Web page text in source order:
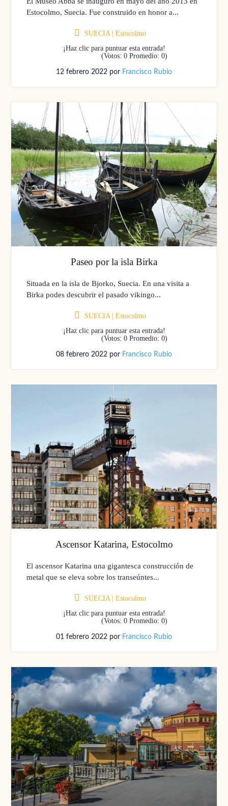
Estocolmo, Suecia. Fue construido en honor a...
SUECIA | Estocolmo
¡Haz clic para puntuar esta entrada!
(Votos: 0 Promedio: 0)
12 febrero 2022 por Francisco Rubio
Paseo por la isla Birka
Situada en la isla de Bjorko, Suecia. En una visita a
Birka podes descubrir el pasado vikingo...
SUECIA
Estocolmo
¡Haz clic para puntuar esta entrada!
(Votos: 0 Promedio: 0)
08 febrero 2022 por Francisco Rubio
Ascensor Katarina, Estocolmo
El ascensor Katarina una gigantesca construcción de
metal que se eleva sobre los transeúntes...
SUECIA| Estocolmo
¡Haz clic para puntuar esta entrada!
(Votos: 0 Promedio: 0)
01 febrero 2022 por Francisco Rubio